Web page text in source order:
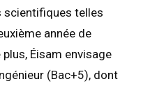
scientifiques telles
année de
Éisam envisage
(Bac+5), dont